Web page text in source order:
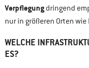
Verpflegung dringend
nur in größeren Orten
WELCHE
ES?